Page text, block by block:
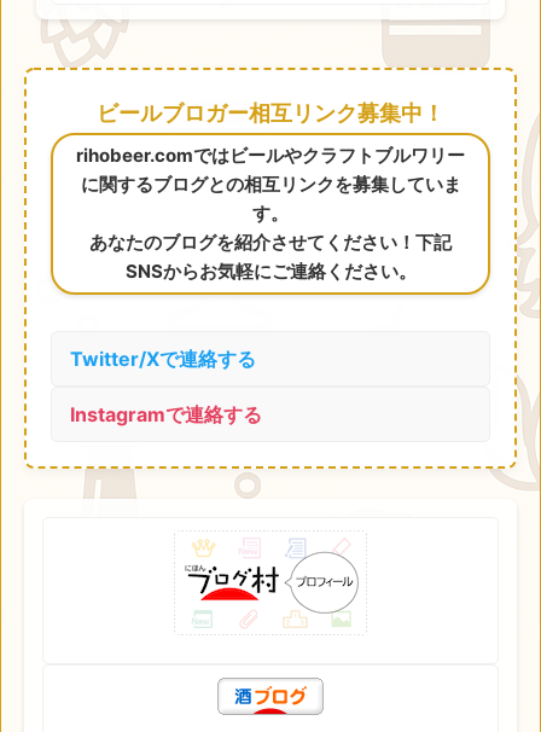
ビールブロガー相互リンク募集中！
rihobeer.comではビールやクラフトブルワリー
に関するブログとの相互リンクを募集していま
す。
あなたのブログを紹介させてください！下記
SNSからお気軽にご連絡ください。
Twitter/Xで連絡する
Instagramで連絡する